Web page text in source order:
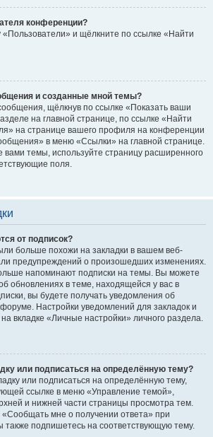
конференции?
«Пользователи» и щёлкните по ссылке «Найти
и созданные мной темы?
щёлкнув по ссылке «Показать ваши
на главной странице, по ссылке «Найти
на странице вашего профиля на конференции
в меню «Ссылки» на главной странице.
темы, используйте страницу расширенного
поля.
от подписок?
больше похожи на закладки в вашем веб-
предупреждений о произошедших изменениях.
напоминают подписки на темы. Вы можете
обновлениях в теме, находящейся у вас в
вы будете получать уведомления об
Настройки уведомлений для закладок и
вкладке «Личные настройки» личного раздела.
или подписаться на определённую тему?
или подписаться на определённую тему,
ссылке в меню «Управление темой»,
и нижней части страницы просмотра тем.
«Сообщать мне о получении ответа» при
также подпишетесь на соответствующую тему.